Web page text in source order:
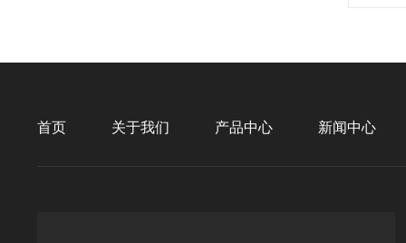
首页 关于我们 产品中心 新闻中心